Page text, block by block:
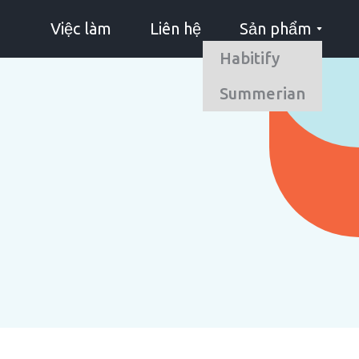
Việc làm Liên hệ
Sản phẩm
Habitify
Summerian